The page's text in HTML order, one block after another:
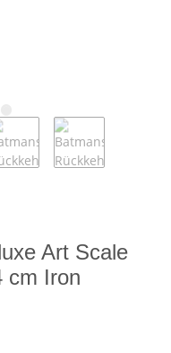
Art Scale
cm Iron